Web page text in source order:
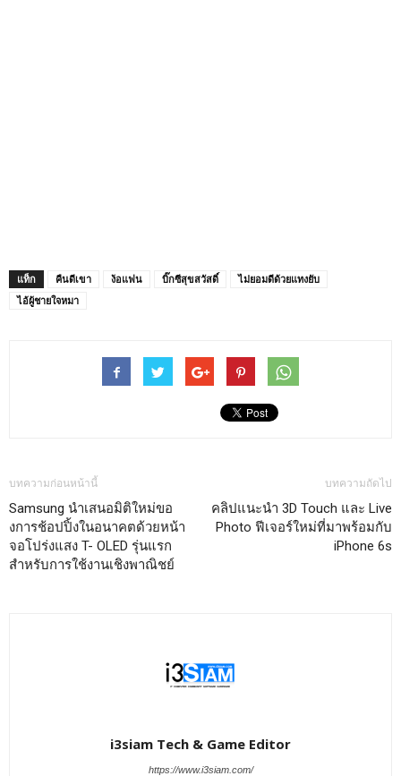
แท็ก คืนดีเขา ง้อแฟน บิ๊กซีสุขสวัสดิ์
ไม่ยอมดีด้วยแทงยับ
ไอ้ผู้ชายใจหมา
บทความก่อนหน้านี้
Samsung นำเสนอมิติใหม่ขอ
งการช้อปปิ้งในอนาคตด้วยหน้า
จอโปร่งแสง T- OLED รุ่นแรก
สำหรับการใช้งานเชิงพาณิชย์
บทความถัดไป
คลิปแนะนำ 3D Touch และ Live
Photo ฟีเจอร์ใหม่ที่มาพร้อมกับ
iPhone 6s
i3siam Tech & Game Editor
https://www.i3siam.com/